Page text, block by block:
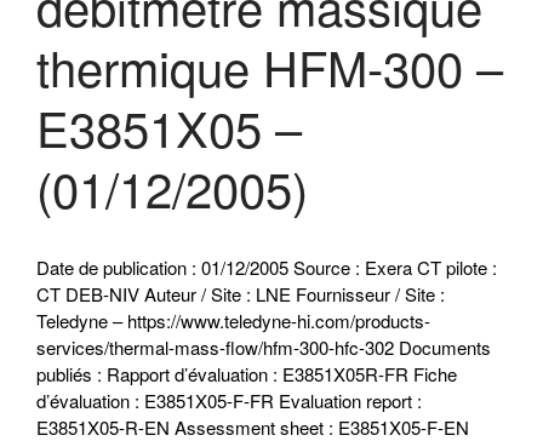
thermique HFM-300 –
E3851X05 –
(01/12/2005)
Date de publication : 01/12/2005 Source : Exera CT pilote :
CT DEB-NIV Auteur / Site : LNE Fournisseur / Site :
Teledyne – https://www.teledyne-hi.com/products-
services/thermal-mass-flow/hfm-300-hfc-302 Documents
publiés : Rapport d’évaluation : E3851X05R-FR Fiche
d’évaluation : E3851X05-F-FR Evaluation report :
E3851X05-R-EN Assessment sheet : E3851X05-F-EN